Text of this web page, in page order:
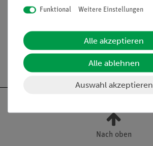
blau, 8 x gelb)
Nach oben
Funktional Weitere Einstellungen
Alle akzeptieren
Alle ablehnen
Auswahl akzeptieren